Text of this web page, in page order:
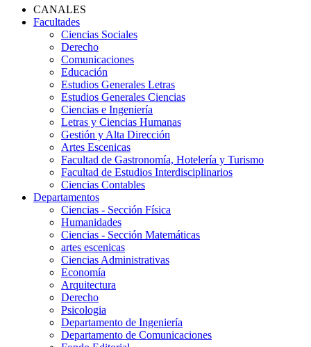
CANALES
Facultades
Ciencias Sociales
Derecho
Comunicaciones
Educación
Estudios Generales Letras
Estudios Generales Ciencias
Ciencias e Ingeniería
Letras y Ciencias Humanas
Gestión y Alta Dirección
Artes Escenicas
Facultad de Gastronomía, Hotelería y Turismo
Facultad de Estudios Interdisciplinarios
Ciencias Contables
Departamentos
Ciencias - Sección Física
Humanidades
Ciencias - Sección Matemáticas
artes escenicas
Ciencias Administrativas
Economía
Arquitectura
Derecho
Psicologia
Departamento de Ingeniería
Departamento de Comunicaciones